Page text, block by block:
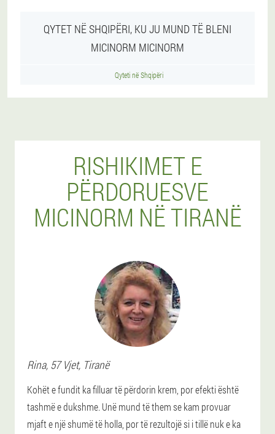
QYTET NË SHQIPËRI, KU JU MUND TË BLENI
MICINORM MICINORM
Qyteti në Shqipëri
RISHIKIMET E
PËRDORUESVE
MICINORM NË TIRANË
Rina, 57 Vjet, Tiranë
Kohët e fundit ka filluar të përdorin krem, por efekti është
tashmë e dukshme. Unë mund të them se kam provuar
mjaft e një shumë të holla, por të rezultojë si i tillë nuk e ka